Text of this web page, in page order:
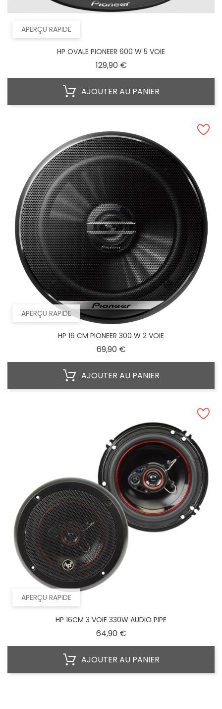
APERÇU RAPIDE
HP OVALE PIONEER 600 W 5 VOIE
129,90 €Prix
AJOUTER AU PANIER
APERÇU RAPIDE
HP 16 CM PIONEER 300 W 2 VOIE
69,90 €Prix
AJOUTER AU PANIER
APERÇU RAPIDE
HP 16CM 3 VOIE 330W AUDIO PIPE
64,90 €Prix
AJOUTER AU PANIER